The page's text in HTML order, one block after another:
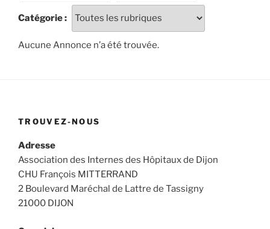
Catégorie :
Aucune Annonce n’a été trouvée.
TROUVEZ-NOUS
Adresse
Association des Internes des Hôpitaux de Dijon
CHU François MITTERRAND
2 Boulevard Maréchal de Lattre de Tassigny
21000 DIJON